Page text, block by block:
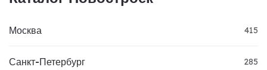
Москва 415
Санкт-Петербург 285